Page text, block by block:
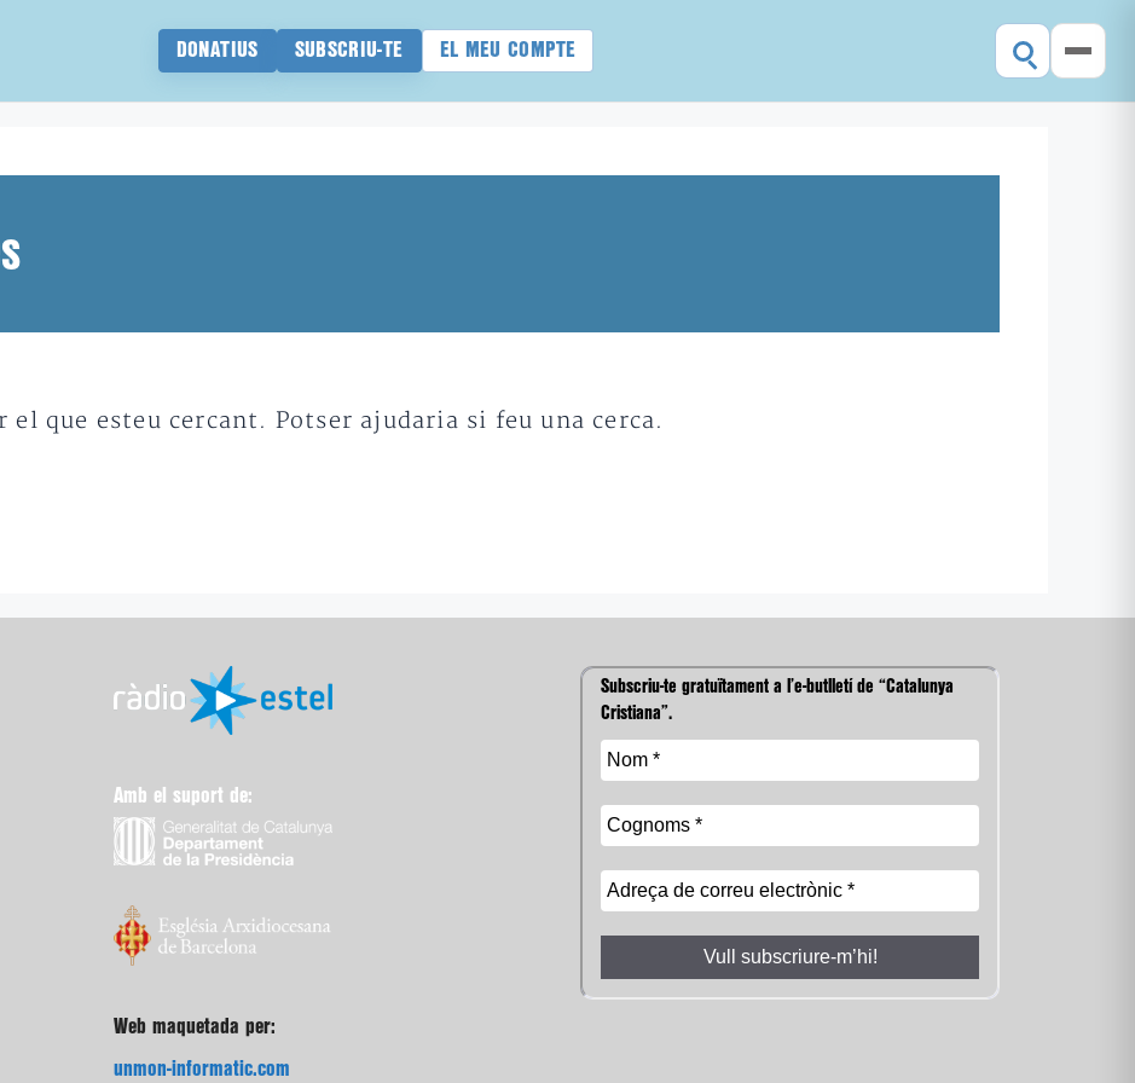
DONATIUS SUBSCRIU-TE EL MEU COMPTE
el que esteu cercant. Potser ajudaria si feu una cerca.
Amb el suport de:
Web maquetada per:
unmon-informatic.com
Subscriu-te gratuïtament a l’e-butlletí de “Catalunya
Cristiana”.